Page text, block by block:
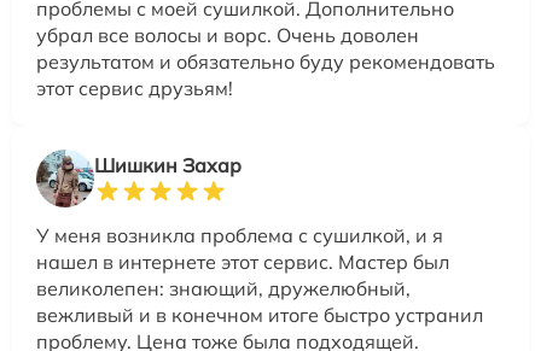
проблемы с моей сушилкой. Дополнительно
убрал все волосы и ворс. Очень доволен
результатом и обязательно буду рекомендовать
этот сервис друзьям!
Шишкин Захар
У меня возникла проблема с сушилкой, и я
нашел в интернете этот сервис. Мастер был
великолепен: знающий, дружелюбный,
вежливый и в конечном итоге быстро устранил
проблему. Цена тоже была подходящей.